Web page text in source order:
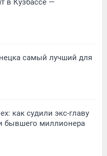
в Кузбассе —
самый лучший для
как судили экс-главу
бывшего миллионера